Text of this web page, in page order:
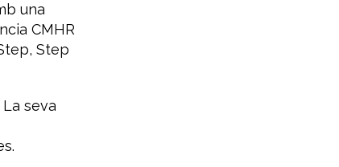
una
CMHR
Step
seva